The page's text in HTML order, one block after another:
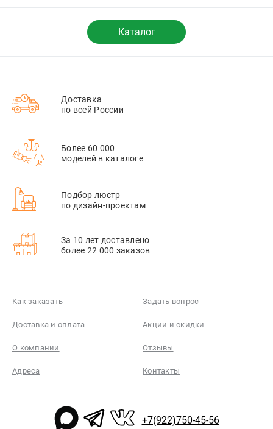
Каталог
Доставка
по всей России
Более 60 000
моделей в каталоге
Подбор люстр
по дизайн-проектам
За 10 лет доставлено
более 22 000 заказов
Как заказать Задать вопрос
Доставка и оплата Акции и скидки
О компании Отзывы
Адреса Контакты
+7(922)750-45-56